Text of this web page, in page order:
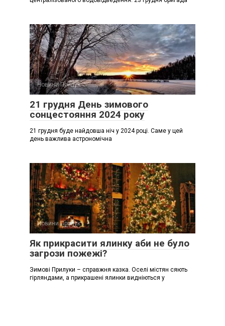
Новини Прилук
21 грудня День зимового
сонцестояння 2024 року
21 грудня буде найдовша ніч у 2024 році. Саме у цей
день важлива астрономічна
Новини Прилук
Як прикрасити ялинку аби не було
загрози пожежі?
Зимові Прилуки – справжня казка. Оселі містян сяють
гірляндами, а прикрашені ялинки видніються у